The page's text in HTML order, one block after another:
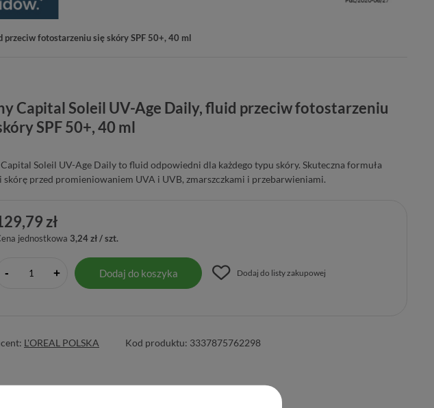
fotostarzeniu się skóry SPF 50+, 40 ml
Capital Soleil UV-Age Daily, fluid przeciw fotostarzeniu
SPF 50+, 40 ml
Soleil UV-Age Daily to fluid odpowiedni dla każdego typu skóry. Skuteczna formuła
skórę przed promieniowaniem UVA i UVB, zmarszczkami i przebarwieniami.
zł
jednostkowa 3,24 zł / szt.
- + Dodaj do koszyka Dodaj do listy zakupowej
L'OREAL POLSKA Kod produktu: 3337875762298